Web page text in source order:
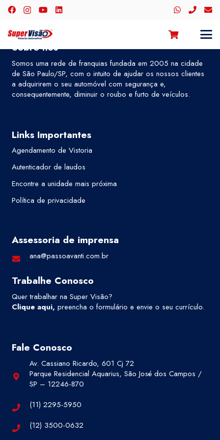
Sobre nós
Somos uma rede de franquias fundada em 2005 na cidade
de São Paulo/SP, com o intuito de ajudar os nossos clientes
a adquirirem o seu automóvel com segurança e,
consequentemente, diminuir o roubo e furto de veículos.
Links Importantes
Agendamento de Vistoria
Autenticador de laudos
Encontre a unidade mais próxima
Política de privacidade
Assessoria de imprensa
ana@passoavanti.com.br
Trabalhe Conosco
Quer trabalhar na Super Visão?
Clique aqui, preencha o formulário e envie o seu currículo.
Fale Conosco
Av. Cassiano Ricardo, 601 Cj 72
Parque Residencial Aquarius, São José dos Campos /
SP – 12246-870
(11) 2295-5950
(12) 3500-0632